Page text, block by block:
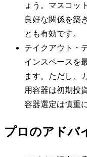
ょう。マスコッ
良好な関係を築
とも有効です。
テイクアウト・
インスペースを
ます。ただし、
用容器は初期投
容器選定は慎重に
プロのアドバ